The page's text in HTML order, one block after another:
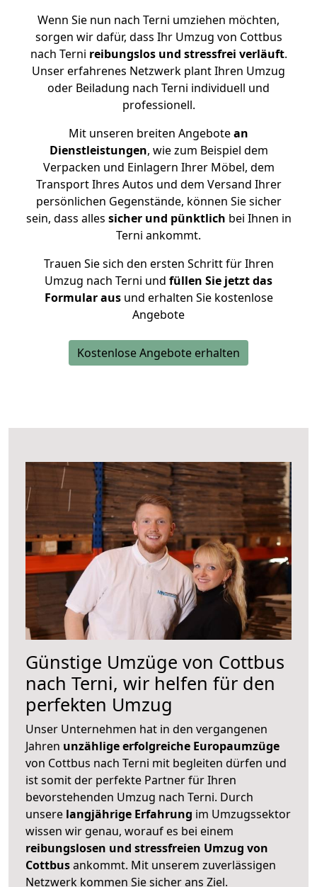
Wenn Sie nun nach Terni umziehen möchten,
sorgen wir dafür, dass Ihr Umzug von Cottbus
nach Terni reibungslos und stressfrei verläuft.
Unser erfahrenes Netzwerk plant Ihren Umzug
oder Beiladung nach Terni individuell und
professionell.
Mit unseren breiten Angebotean
Dienstleistungen, wie zum Beispiel dem
Verpacken und Einlagern Ihrer Möbel, dem
Transport Ihres Autos und dem Versand Ihrer
persönlichen Gegenstände, können Sie sicher
sein, dass alles sicher und pünktlich bei Ihnen in
Terni ankommt.
Trauen Sie sich den ersten Schritt für Ihren
Umzug nach Terni und füllen Sie jetzt das
Formular ausund erhalten Sie kostenlose
Angebote
Kostenlose Angebote erhalten
Günstige Umzüge von Cottbus
nach Terni, wir helfen für den
perfekten Umzug
Unser Unternehmen hat in den vergangenen
Jahren unzählige erfolgreiche Europaumzüge
von Cottbus nach Terni mit begleiten dürfen und
ist somit der perfekte Partner für Ihren
bevorstehenden Umzug nach Terni. Durch
unsere langjährige Erfahrung im Umzugssektor
wissen wir genau, worauf es bei einem
reibungslosen und stressfreien Umzug von
Cottbusankommt. Mit unserem zuverlässigen
Netzwerk kommen Sie sicher ans Ziel.